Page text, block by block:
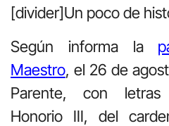
[divider]Un poco de
Según informa la
Maestro, el 26 de
Parente, con letras
Honorio III, del